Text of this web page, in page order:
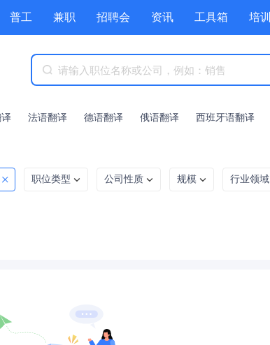
普工 兼职 招聘会 资讯 工具箱 培训
法语翻译 德语翻译 俄语翻译 西班牙语翻译
职位类型 公司性质 规模 行业领域